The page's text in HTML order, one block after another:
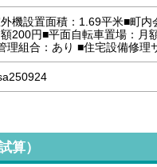
機設置面積：1.69平米■町内
額200円■平面自転車置場：月
理組合：あり ■住宅設備修理
算）